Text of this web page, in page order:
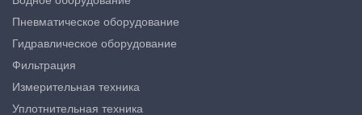
Пневматическое оборудование
Гидравлическое оборудование
Фильтрация
Измерительная техника
Уплотнительная техника